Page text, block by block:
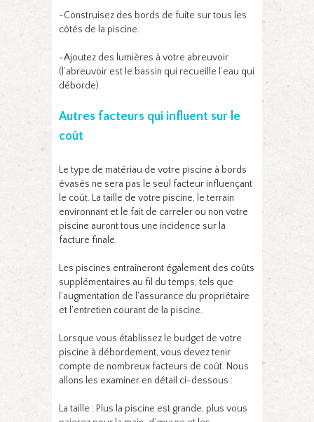
-Construisez des bords de fuite sur tous les
côtés de la piscine.
-Ajoutez des lumières à votre abreuvoir
(l’abreuvoir est le bassin qui recueille l’eau qui
déborde).
Autres facteurs qui influent sur le
coût
Le type de matériau de votre piscine à bords
évasés ne sera pas le seul facteur influençant
le coût. La taille de votre piscine, le terrain
environnant et le fait de carreler ou non votre
piscine auront tous une incidence sur la
facture finale.
Les piscines entraîneront également des coûts
supplémentaires au fil du temps, tels que
l’augmentation de l’assurance du propriétaire
et l’entretien courant de la piscine.
Lorsque vous établissez le budget de votre
piscine à débordement, vous devez tenir
compte de nombreux facteurs de coût. Nous
allons les examiner en détail ci-dessous :
La taille : Plus la piscine est grande, plus vous